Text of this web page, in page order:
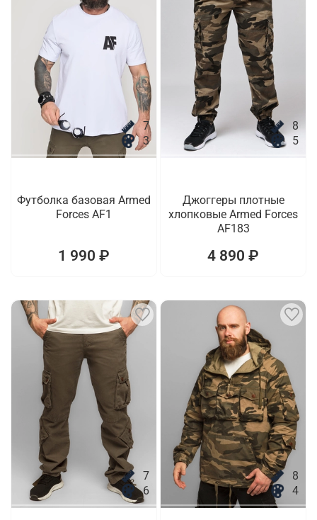
7
3
Футболка базовая Armed
Forces AF1
1 990 ₽
8
5
Джоггеры плотные
хлопковые Armed Forces
AF183
4 890 ₽
7
6
8
4